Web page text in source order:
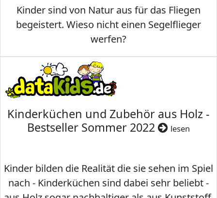
Kinder sind von Natur aus für das Fliegen
begeistert. Wieso nicht einen Segelflieger
werfen?
Kinderküchen und Zubehör aus Holz -
Bestseller Sommer 2022
lesen
Kinder bilden die Realität die sie sehen im Spiel
nach - Kinderküchen sind dabei sehr beliebt -